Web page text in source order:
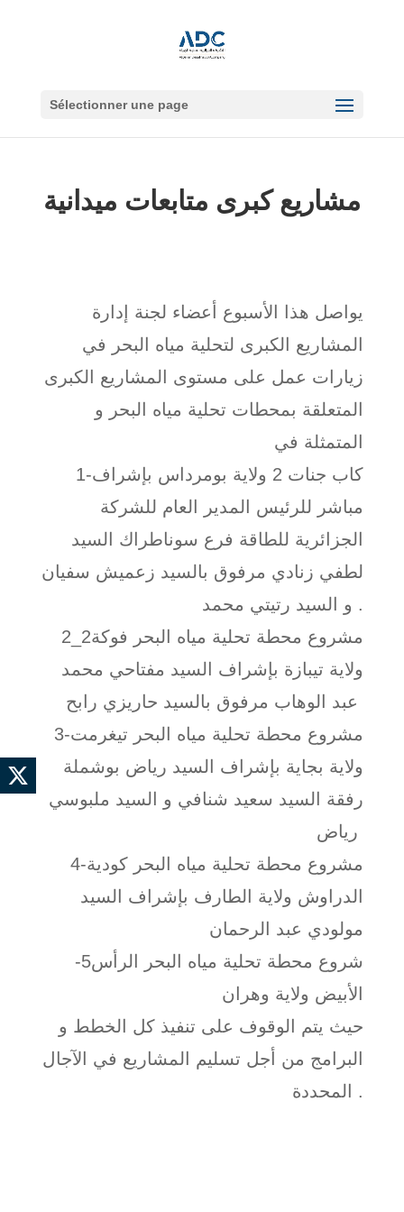
Sélectionner une page
مشاريع كبرى متابعات ميدانية
يواصل هذا الأسبوع أعضاء لجنة إدارة
المشاريع الكبرى لتحلية مياه البحر في
زيارات عمل على مستوى المشاريع الكبرى
المتعلقة بمحطات تحلية مياه البحر و
المتمثلة في
1-كاب جنات 2 ولاية بومرداس بإشراف
مباشر للرئيس المدير العام للشركة
الجزائرية للطاقة فرع سوناطراك السيد
لطفي زنادي مرفوق بالسيد زعميش سفيان
و السيد رتيتي محمد .
2_مشروع محطة تحلية مياه البحر فوكة2
ولاية تيبازة بإشراف السيد مفتاحي محمد
3-مشروع محطة تحلية مياه البحر تيغرمت
ولاية بجاية بإشراف السيد رياض بوشملة
رفقة السيد سعيد شنافي و السيد ملبوسي
4-مشروع محطة تحلية مياه البحر كودية
الدراوش ولاية الطارف بإشراف السيد
مولودي عبد الرحمان
-5شروع محطة تحلية مياه البحر الرأس
الأبيض ولاية وهران
حيث يتم الوقوف على تنفيذ كل الخطط و
البرامج من أجل تسليم المشاريع في الآجال
المحددة .